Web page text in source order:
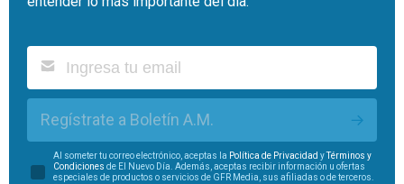
Regístrate a Boletín A.M.
Al someter tu correo electrónico, aceptas la Política de Privacidad yTérminos y
Condiciones de El Nuevo Día. Además, aceptas recibir información u ofertas
especiales de productos o servicios de GFR Media, sus afiliadas o de terceros.